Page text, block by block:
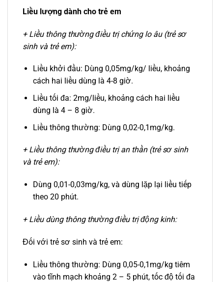
Liều lượng dành cho trẻ em
+ Liều thông thường điều trị chứng lo âu (trẻ sơ
sinh và trẻ em):
Liều khởi đầu: Dùng 0,05mg/kg/ liều, khoảng
cách hai liều dùng là 4-8 giờ.
Liều tối đa: 2mg/liều, khoảng cách hai liều
dùng là 4 – 8 giờ.
Liều thông thường: Dùng 0,02-0,1mg/kg.
+ Liều thông thường điều trị an thần (trẻ sơ sinh
và trẻ em):
Dùng 0,01-0,03mg/kg, và dùng lặp lại liều tiếp
theo 20 phút.
+ Liều dùng thông thường điều trị động kinh:
Đối với trẻ sơ sinh và trẻ em:
Liều thông thường: Dùng 0,05-0,1mg/kg tiêm
vào tĩnh mạch khoảng 2 – 5 phút, tốc độ tối đa